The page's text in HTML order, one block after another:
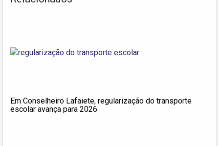
Em Conselheiro Lafaiete, regularização do transporte
escolar avança para 2026